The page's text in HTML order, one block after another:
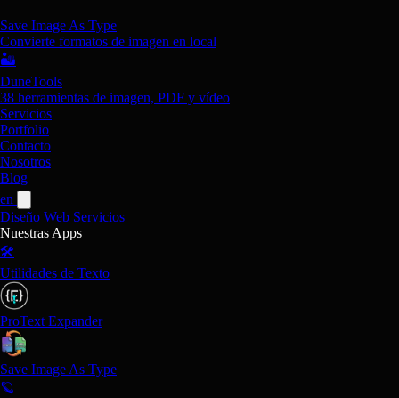
Save Image As Type
Convierte formatos de imagen en local
🏜️
DuneTools
38 herramientas de imagen, PDF y vídeo
Servicios
Portfolio
Contacto
Nosotros
Blog
en
Diseño Web Servicios
Nuestras Apps
🛠️
Utilidades de Texto
ProText Expander
Save Image As Type
🪐